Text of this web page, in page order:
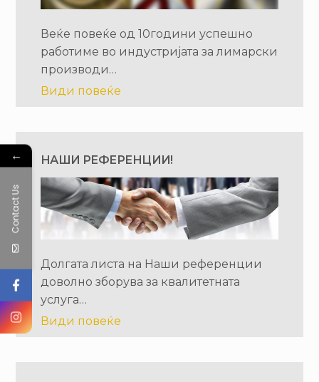
Веќе повеќе од 10години успешно
работиме во индустријата за лимарски
производи…
Види повеќе
НАШИ РЕФЕРЕНЦИИ!
Долгата листа на Наши референции
доволно зборува за квалитетната
услуга…
Види повеќе
←
Contact Us